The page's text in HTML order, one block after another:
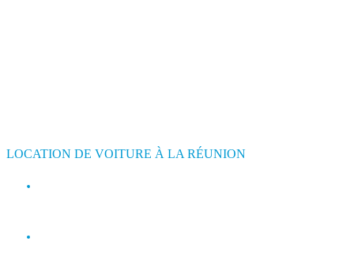
LOCATION DE VOITURE À LA RÉUNION
0693 39 80 30